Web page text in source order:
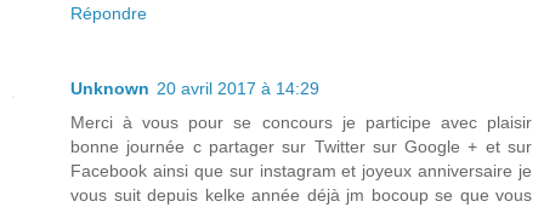
Répondre
Unknown 20 avril 2017 à 14:29
Merci à vous pour se concours je participe avec plaisir
bonne journée c partager sur Twitter sur Google + et sur
Facebook ainsi que sur instagram et joyeux anniversaire je
vous suit depuis kelke année déjà jm bocoup se que vous